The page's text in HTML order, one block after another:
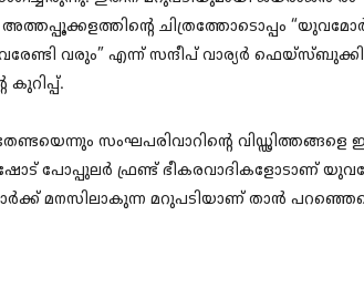
ചിത്രത്തോടൊപ്പം
വരും” എന്ന് സന്ദീപ് വാര്യർ
സംഘപരിവാറിന്റെ വിഡ്ഢിത്തങ്ങളെ
പോപ്പുലർ ഫ്രണ്ട് ഭീകരവാദികളോടാണ്
മനസിലാകുന്ന മറുപടിയാണ് താൻ